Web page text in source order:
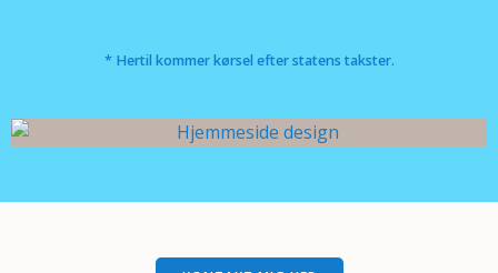
* Hertil kommer kørsel efter statens takster.